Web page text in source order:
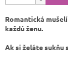
Romantická
každú ženu.
Ak si želáte sukňu